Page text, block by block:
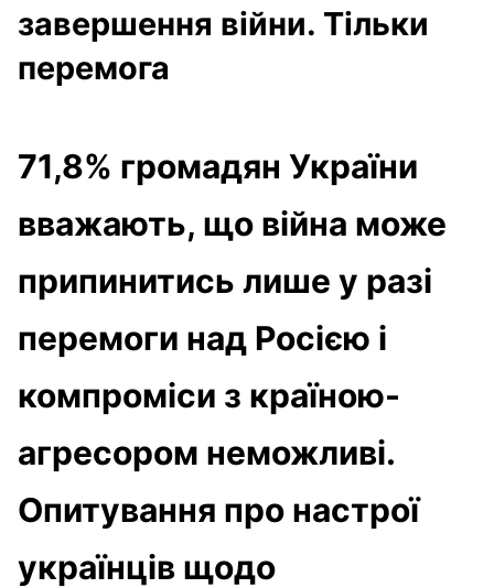
завершення війни. Тільки
перемога
71,8% громадян України
вважають, що війна може
припинитись лише у разі
перемоги над Росією і
компроміси з країною-
агресором неможливі.
Опитування про настрої
українців щодо